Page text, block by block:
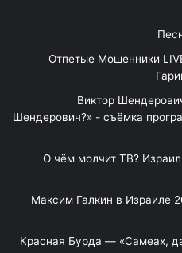
Отпетые Мошенники
Виктор
Шендерович?» - съёмка
«О чём молчит ТВ?
Максим Галкин в Израиле
Красная Бурда — «Самеах,